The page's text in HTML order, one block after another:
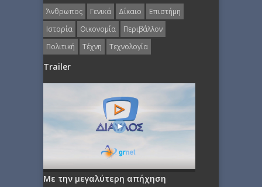
Άνθρωπος Γενικά Δίκαιο
Επιστήμη
Ιστορία
Οικονομία
Περιβάλλον
Πολιτική
Τέχνη Τεχνολογία
Trailer
Με την μεγαλύτερη απήχηση